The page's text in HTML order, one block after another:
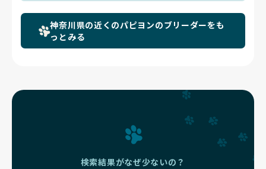
神奈川県の近くのパピヨンのブリーダーをも
っとみる
検索結果がなぜ少ないの？